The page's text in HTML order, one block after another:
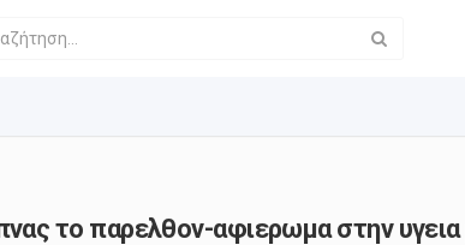
το παρελθον-αφιερωμα στην υγεια